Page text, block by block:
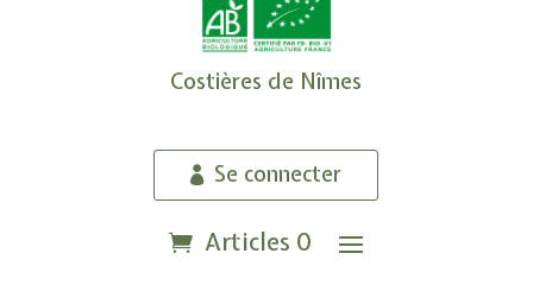
Costières de Nîmes
Se connecter
Articles 0